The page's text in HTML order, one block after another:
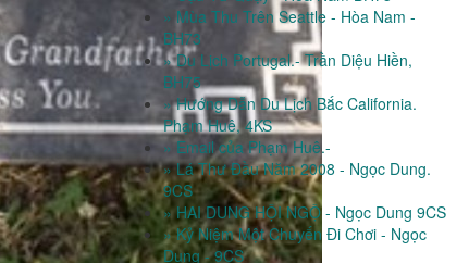
» Mùa Thu Trên Seattle - Hòa Nam -
BH73
» Du Lịch Portugal.- Trần Diệu Hiền,
BH75
» Hướng Dẫn Du Lịch Bắc California.
Phạm Huê, 4KS
» Email của Phạm Huê.-
» Lá Thư Đầu Năm 2008 - Ngọc Dung.
9CS
» HAI DUNG HỘI NGỘ - Ngọc Dung 9CS
» Kỷ Niệm Một Chuyến Đi Chơi - Ngọc
Dung - 9CS